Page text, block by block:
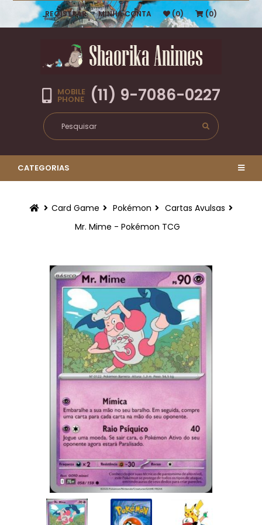
REGISTRAR MINHA CONTA (0) (0)
MOBILE
PHONE (11) 9-7086-0227
CATEGORIAS
Card Game Pokémon
Cartas Avulsas
Mr. Mime - Pokémon TCG